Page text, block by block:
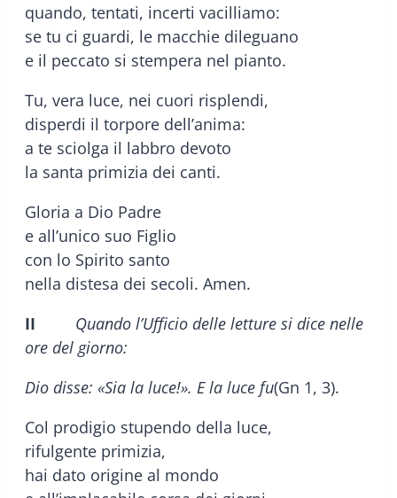
quando, tentati, incerti vacilliamo:
se tu ci guardi, le macchie dileguano
e il peccato si stempera nel pianto.
Tu, vera luce, nei cuori risplendi,
disperdi il torpore dell’anima:
a te sciolga il labbro devoto
la santa primizia dei canti.
Gloria a Dio Padre
e all’unico suo Figlio
con lo Spirito santo
nella distesa dei secoli. Amen.
II
Quando l’Ufficio delle letture si dice nelle
ore del giorno:
Dio disse: «Sia la luce!». E la luce fu(Gn 1, 3).
Col prodigio stupendo della luce,
rifulgente primizia,
hai dato origine al mondo